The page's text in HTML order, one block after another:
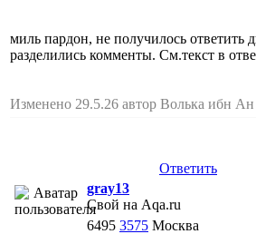
миль пардон, не получилось ответить
разделились комменты. См.текст в
Изменено 29.5.26 автор Волька ибн Ан
Ответить
gray13
Свой на Aqa.ru
6495 3575 Москва